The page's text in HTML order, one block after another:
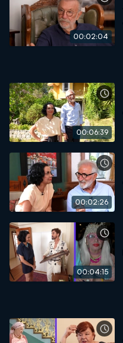
00:02:04
00:06:39
00:02:26
00:04:15